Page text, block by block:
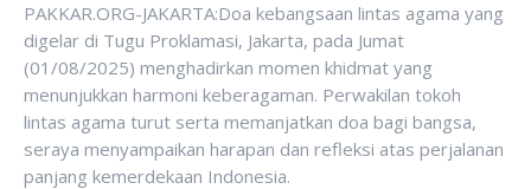
PAKKAR.ORG-JAKARTA:Doa kebangsaan lintas agama yang
digelar di Tugu Proklamasi, Jakarta, pada Jumat
(01/08/2025) menghadirkan momen khidmat yang
menunjukkan harmoni keberagaman. Perwakilan tokoh
lintas agama turut serta memanjatkan doa bagi bangsa,
seraya menyampaikan harapan dan refleksi atas perjalanan
panjang kemerdekaan Indonesia.